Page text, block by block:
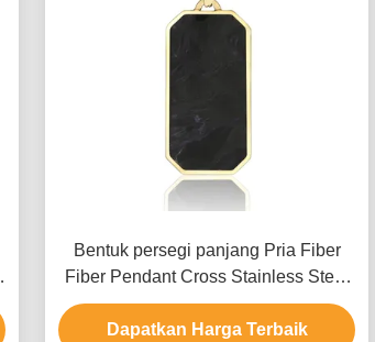
Bentuk persegi panjang Pria Fiber
Fiber Pendant Cross Stainless Steel
Plated 14k Gold Necklace
Dapatkan Harga Terbaik